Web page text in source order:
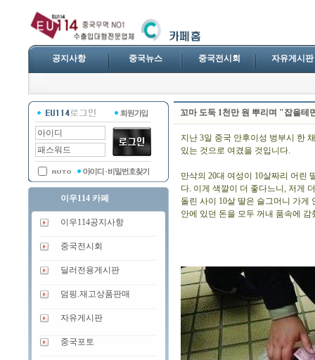
공지사항 중국뉴스 중국전시회 자유게시판
이우114 카페
이우114공지사항
중국전시회
딜러전용게시판
덤핑.재고상품판매
자유게시판
중국포토
꼬마 도둑 1천만 원 뿌리며 "잡을테
지난 3일 중국 안후이성 벙부시 한
있는 것으로 여겼을 것입니다.
만삭의 20대 여성이 10살짜리 어린
다. 이게 색깔이 더 좋다느니, 저게
돌린 사이 10살 딸은 슬그머니 가
안에 있던 돈을 모두 꺼내 품속에